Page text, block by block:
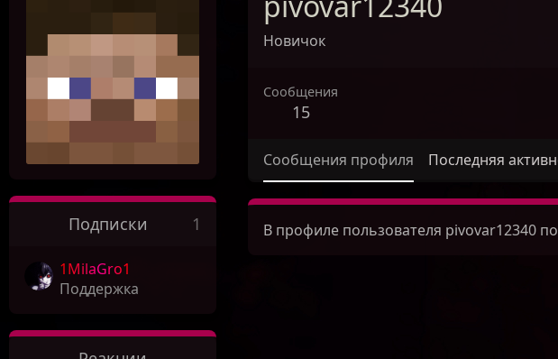
Подписки 1
1MilaGro1
Поддержка
Новичок
Сообщения
15
Сообщения профиля Последняя
В профиле пользователя pivovar12340